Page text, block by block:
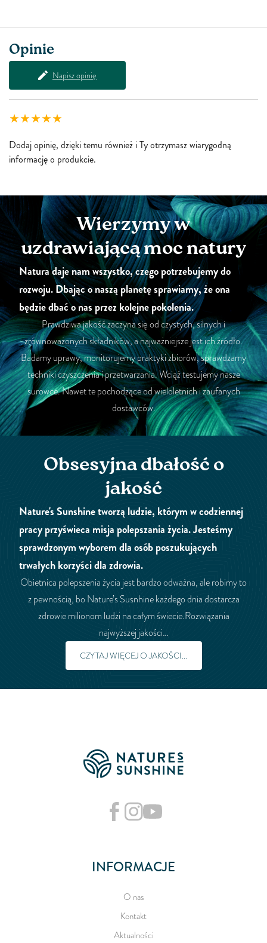
Opinie
Napisz opinię
Dodaj opinię, dzięki temu również i Ty otrzymasz wiarygodną
informację o produkcie.
Wierzymy w
uzdrawiającą moc natury
Natura daje nam wszystko, czego potrzebujemy do
rozwoju. Dbając o naszą planetę sprawiamy, że ona
będzie dbać o nas przez kolejne pokolenia.
Prawdziwa jakość zaczyna się od czystych, silnych i
zrównoważonych składników, a najważniejsze jest ich źródło.
Badamy uprawy, monitorujemy praktyki zbiorów, sprawdzamy
techniki czyszczenia i przetwarzania. Wciąż testujemy nasze
surowce. Nawet te pochodzące od wieloletnich i zaufanych
dostawców.
Obsesyjna dbałość o
jakość
Nature's Sunshine tworzą ludzie, którym w codziennej
pracy przyświeca misja polepszania życia. Jesteśmy
sprawdzonym wyborem dla osób poszukujących
trwałych korzyści dla zdrowia.
Obietnica polepszenia życia jest bardzo odważna, ale robimy to
z pewnością, bo Nature’s Susnhine każdego dnia dostarcza
zdrowie milionom ludzi na całym świecie.Rozwiązania
najwyższej jakości…
CZYTAJ WIĘCEJ O JAKOŚCI...
INFORMACJE
O nas
Kontakt
Aktualności